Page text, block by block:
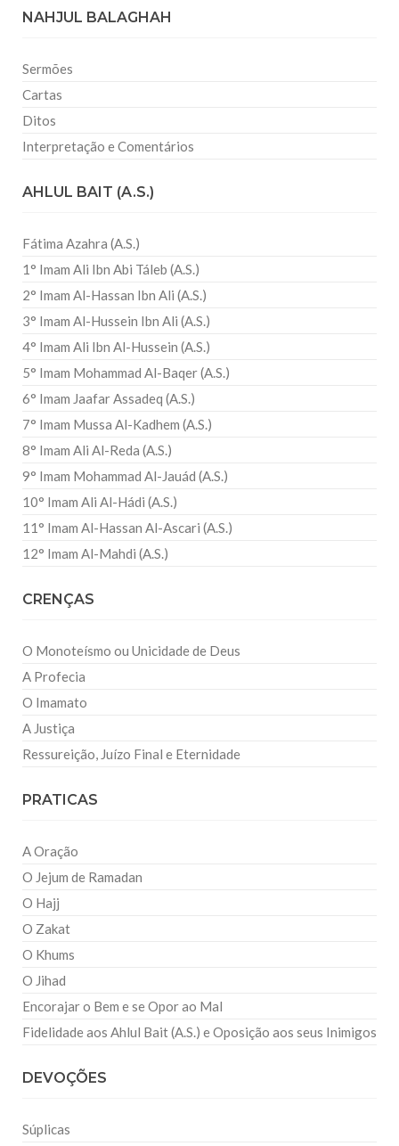
NAHJUL BALAGHAH
Sermões
Cartas
Ditos
Interpretação e Comentários
AHLUL BAIT (A.S.)
Fátima Azahra (A.S.)
1° Imam Ali Ibn Abi Táleb (A.S.)
2° Imam Al-Hassan Ibn Ali (A.S.)
3° Imam Al-Hussein Ibn Ali (A.S.)
4° Imam Ali Ibn Al-Hussein (A.S.)
5° Imam Mohammad Al-Baqer (A.S.)
6° Imam Jaafar Assadeq (A.S.)
7° Imam Mussa Al-Kadhem (A.S.)
8° Imam Ali Al-Reda (A.S.)
9° Imam Mohammad Al-Jauád (A.S.)
10° Imam Ali Al-Hádi (A.S.)
11° Imam Al-Hassan Al-Ascari (A.S.)
12° Imam Al-Mahdi (A.S.)
CRENÇAS
O Monoteísmo ou Unicidade de Deus
A Profecia
O Imamato
A Justiça
Ressureição, Juízo Final e Eternidade
PRATICAS
A Oração
O Jejum de Ramadan
O Hajj
O Zakat
O Khums
O Jihad
Encorajar o Bem e se Opor ao Mal
Fidelidade aos Ahlul Bait (A.S.) e Oposição aos seus Inimigos
DEVOÇÕES
Súplicas